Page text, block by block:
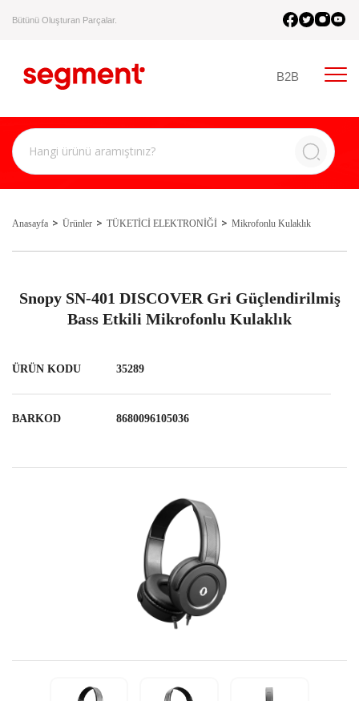
Bütünü Oluşturan Parçalar.
B2B
Anasayfa Ürünler TÜKETİCİ ELEKTRONİĞİ Mikrofonlu Kulaklık
Snopy SN-401 DISCOVER Gri Güçlendirilmiş
Bass Etkili Mikrofonlu Kulaklık
ÜRÜN KODU 35289
BARKOD 8680096105036